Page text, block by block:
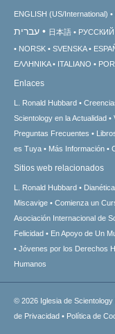
ENGLISH (US/International)
עברית 日本語 РУССКИЙ
NORSK
SVENSKA
ΕΛΛΗΝΙΚA
ITALIANO
Enlaces
L. Ronald Hubbard
Scientology en la Actualidad
Preguntas Frecuentes
es Tuya
Más Información
Sitios web relacionados
L. Ronald Hubbard Dianética
Miscavige
Comienza un
Asociación Internacional de
Felicidad
En Apoyo de Un
Jóvenes por los Derechos
Humanos
© 2026 Iglesia de Scientology
de Privacidad • Política de